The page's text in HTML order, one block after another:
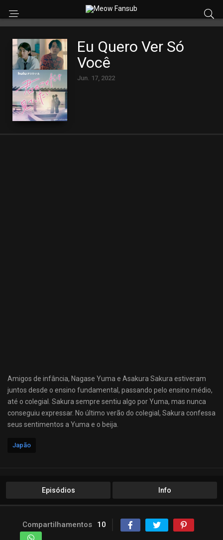
Eu Quero Ver Só
Você
Jun. 17, 2022
Amigos de infância, Nagase Yuma e Asakura Sakura estiveram
juntos desde o ensino fundamental, passando pelo ensino médio,
até o colegial. Sakura sempre sentiu algo por Yuma, mas nunca
conseguiu expressar. No último verão do colegial, Sakura confessa
seus sentimentos a Yuma e o beija.
Japão
Episódios Info
Compartilhamentos 10